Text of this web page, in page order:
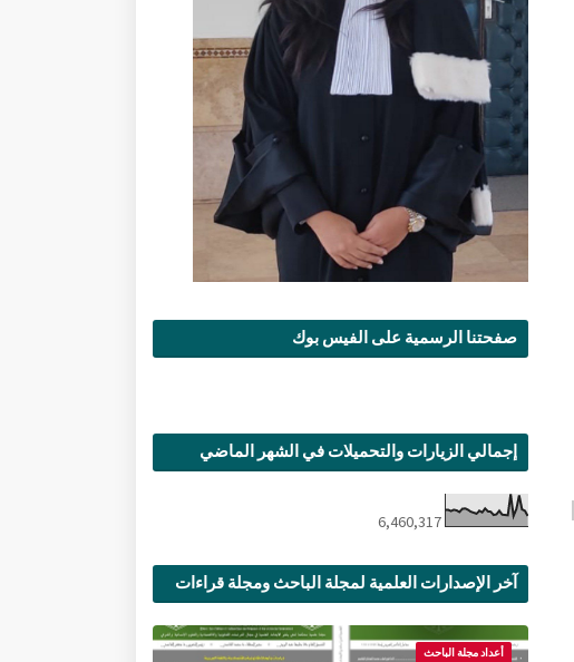
صفحتنا الرسمية على الفيس بوك
إجمالي الزيارات والتحميلات في الشهر الماضي
6,460,317
آخر الإصدارات العلمية لمجلة الباحث ومجلة قراءات
أعداد مجلة الباحث